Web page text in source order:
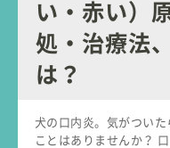
い・赤い）
処・治療法
は？
犬の口内炎。気がつい
ことはありませんか？